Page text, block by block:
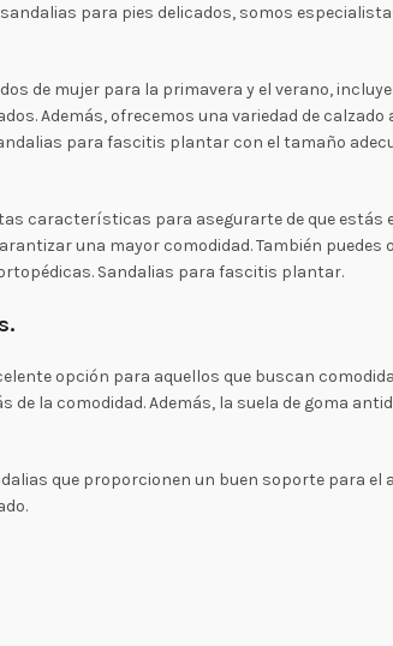
para pies delicados, somos
de mujer para la primavera y el verano,
Además, ofrecemos una variedad de
para fascitis plantar con el tamaño
características para asegurarte de que estás
una mayor comodidad. También
Sandalias para fascitis plantar.
opción para aquellos que buscan
de la comodidad. Además, la suela de goma
que proporcionen un buen soporte para el